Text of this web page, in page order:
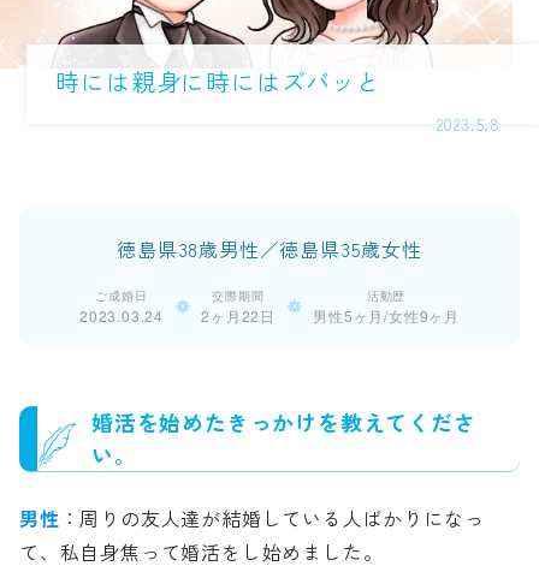
2023.5.8
時には親身に時にはズバッと
徳島県38歳男性／徳島県35歳女性
ご成婚日
2023.03.24
交際期間
2ヶ月22日
活動歴
男性5ヶ月/女性9ヶ月
婚活を始めたきっかけを教えてくださ
い。
男性 ：周りの友人達が結婚している人ばかりになっ
て、私自身焦って婚活をし始めました。